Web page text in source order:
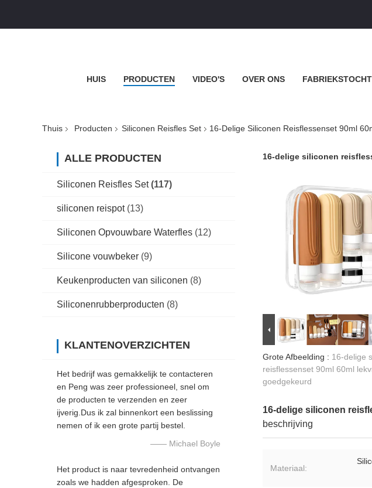
HUIS PRODUCTEN VIDEO'S OVER ONS FABRIEKSTOCHT
Thuis Producten Siliconen Reisfles Set 16-Delige Siliconen Reisflessenset 90ml
ALLE PRODUCTEN
Siliconen Reisfles Set (117)
siliconen reispot (13)
Siliconen Opvouwbare Waterfles (12)
Silicone vouwbeker (9)
Keukenproducten van siliconen (8)
Siliconenrubberproducten (8)
KLANTENOVERZICHTEN
Het bedrijf was gemakkelijk te contacteren
en Peng was zeer professioneel, snel om
de producten te verzenden en zeer
ijverig.Dus ik zal binnenkort een beslissing
nemen of ik een grote partij bestel.
—— Michael Boyle
Het product is naar tevredenheid ontvangen
zoals we hadden afgesproken. De
16-delige siliconen
Grote Afbeelding : 16-delige
reisflessenset 90ml 60ml
goedgekeurd
16-delige siliconen
beschrijving
Materiaal: